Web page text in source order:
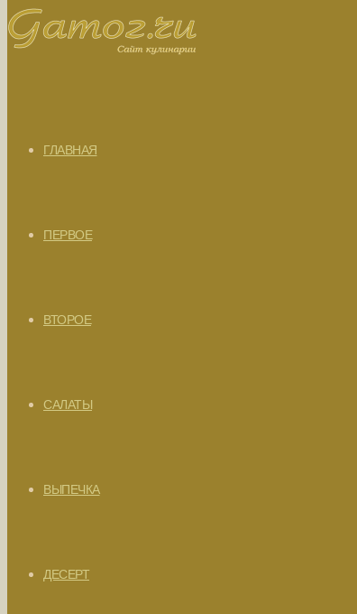
ГЛАВНАЯ
ПЕРВОЕ
ВТОРОЕ
САЛАТЫ
ВЫПЕЧКА
ДЕСЕРТ